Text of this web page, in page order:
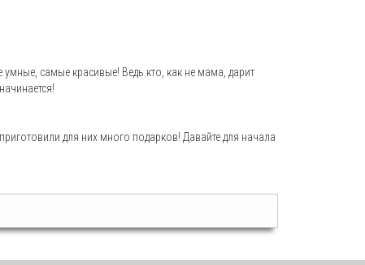
самые красивые! Ведь кто, как не мама, дарит
для них много подарков! Давайте для начала